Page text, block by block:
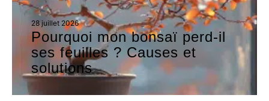
28 juillet 2026
Pourquoi mon bonsaï perd-il
ses feuilles ? Causes et
solutions